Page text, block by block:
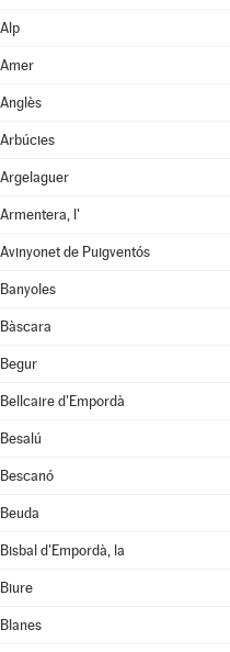
Alp
Amer
Anglès
Arbúcies
Argelaguer
Armentera, l'
Avinyonet de Puigventós
Banyoles
Bàscara
Begur
Bellcaire d'Empordà
Besalú
Bescanó
Beuda
Bisbal d'Empordà, la
Biure
Blanes